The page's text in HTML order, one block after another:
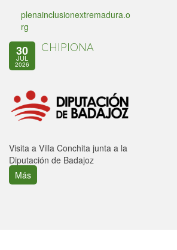
plenainclusionextremadura.o
rg
30
JUL
2026
CHIPIONA
Visita a Villa Conchita junta a la
Diputación de Badajoz
Más